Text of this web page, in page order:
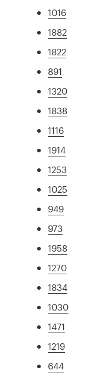
1016
1882
1822
891
1320
1838
1116
1914
1253
1025
949
973
1958
1270
1834
1030
1471
1219
644